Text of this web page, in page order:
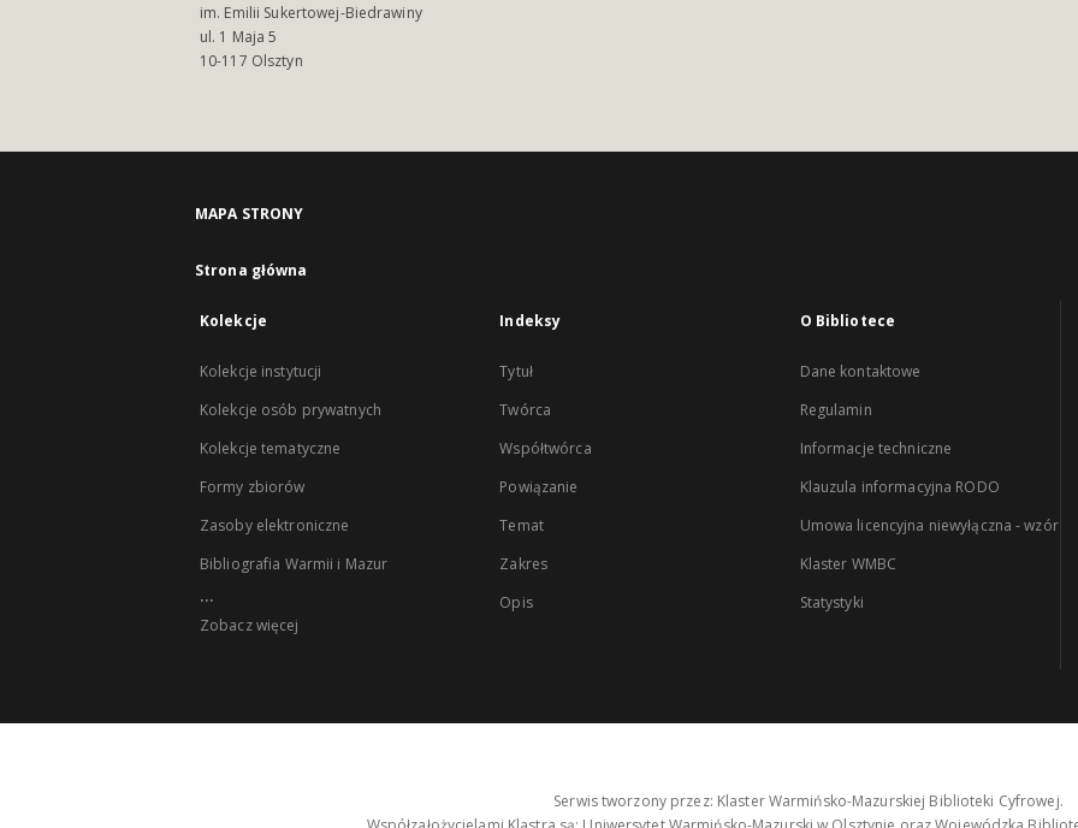
im. Emilii Sukertowej-Biedrawiny
ul. 1 Maja 5
10-117 Olsztyn
MAPA STRONY
Strona główna
Kolekcje
Kolekcje instytucji
Kolekcje osób prywatnych
Kolekcje tematyczne
Formy zbiorów
Zasoby elektroniczne
Bibliografia Warmii i Mazur
...
Zobacz więcej
Indeksy
Tytuł
Twórca
Współtwórca
Powiązanie
Temat
Zakres
Opis
O Bibliotece
Dane kontaktowe
Regulamin
Informacje techniczne
Klauzula informacyjna RODO
Umowa licencyjna niewyłączna - wzór
Klaster WMBC
Statystyki
Serwis tworzony przez: Klaster Warmińsko-Mazurskiej Biblioteki Cyfrowej.